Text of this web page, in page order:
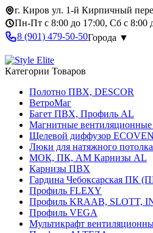
г. Киров ул. 1-й Кирпичный
Пн-Пт с 8:00 до 17:00, Сб с 8:00
8 (901) 479-50-50Города ▼
Категории Товаров
Полотно ПВХ, DESCOR
ВетроМаг
Багет ПВХ, Профиль AL
Магнитные вентиляционные
Щелевой диффузор
Люки для натяжного потолка
МОК, ПК, АМ Карнизы AL
Карнизы ПВХ
Гардина Чебоксарская ПК
Профиль FLEXY
Профиль KRAAB, SLOTT,
Профиль VEGA
Мультикрафт